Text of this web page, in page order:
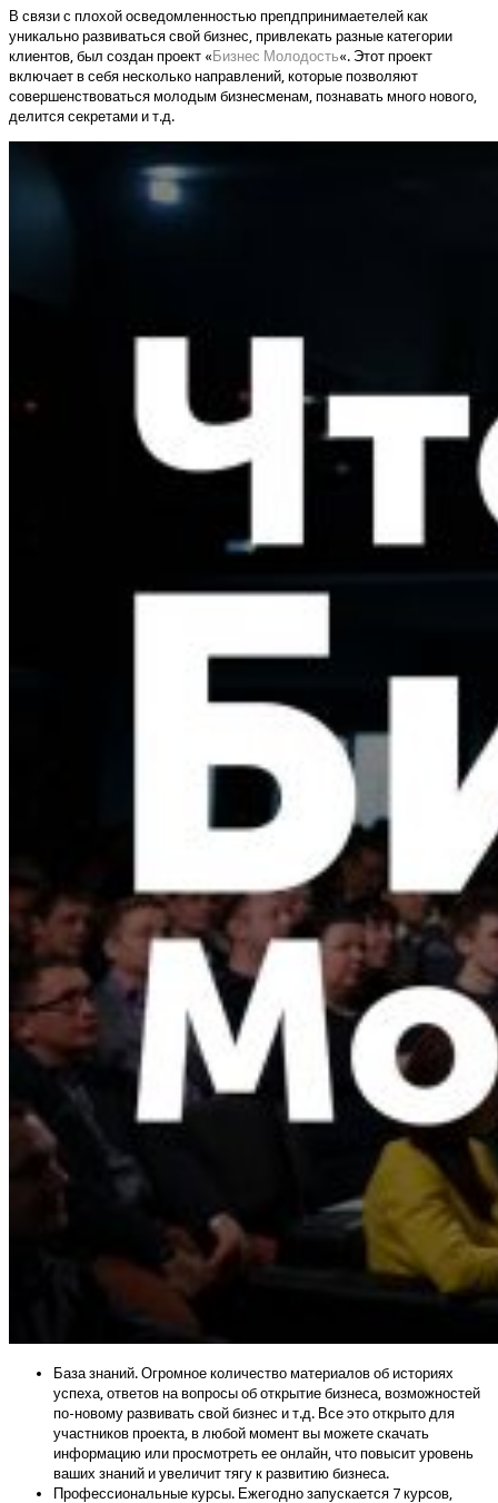
В связи с плохой осведомленностью препдпринимаетелей как
уникально развиваться свой бизнес, привлекать разные категории
клиентов, был создан проект « Бизнес Молодость«. Этот проект
включает в себя несколько направлений, которые позволяют
совершенствоваться молодым бизнесменам, познавать много нового,
делится секретами и т.д.
База знаний. Огромное количество материалов об историях
успеха, ответов на вопросы об открытие бизнеса, возможностей
по-новому развивать свой бизнес и т.д. Все это открыто для
участников проекта, в любой момент вы можете скачать
информацию или просмотреть ее онлайн, что повысит уровень
ваших знаний и увеличит тягу к развитию бизнеса.
Профессиональные курсы. Ежегодно запускается 7 курсов,